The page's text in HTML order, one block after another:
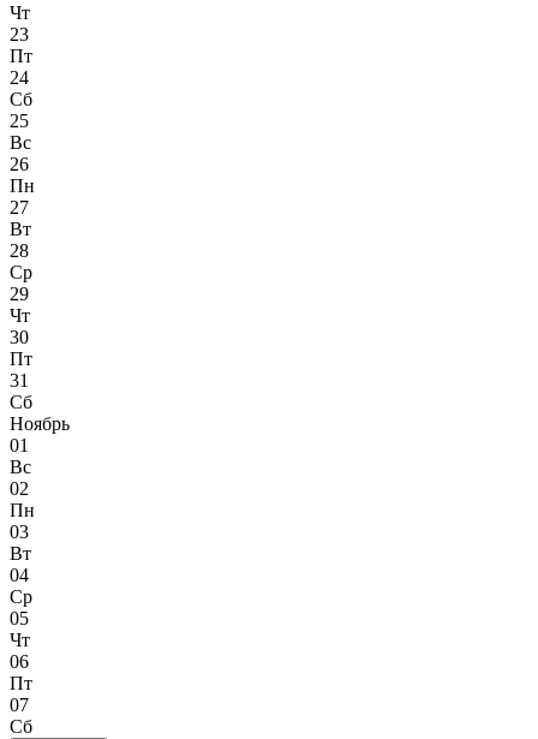
Чт
23
Пт
24
Сб
25
Вс
26
Пн
27
Вт
28
Ср
29
Чт
30
Пт
31
Сб
Ноябрь
01
Вс
02
Пн
03
Вт
04
Ср
05
Чт
06
Пт
07
Сб